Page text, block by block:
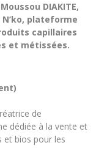
DIAKITE,
plateforme
capillaires
et métissées.
de
dédiée à la vente et
et bios pour les